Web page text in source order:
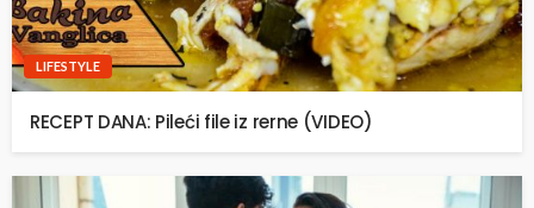
LIFESTYLE
RECEPT DANA: Pileći file iz rerne (VIDEO)